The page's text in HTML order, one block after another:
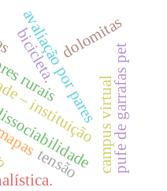
avaliação por pares
instituição
dolomitas
rurais
campus virtual
bicicleta. pufe de garrafas pet
tensão